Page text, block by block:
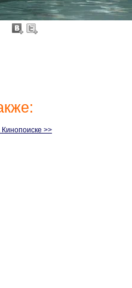
Кинопоиске >>